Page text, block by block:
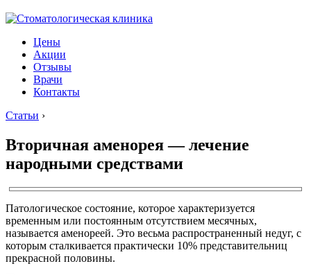
Цены
Акции
Отзывы
Врачи
Контакты
Статьи ›
Вторичная аменорея — лечение
народными средствами
Патологическое состояние, которое характеризуется
временным или постоянным отсутствием месячных,
называется аменореей. Это весьма распространенный недуг, с
которым сталкивается практически 10% представительниц
прекрасной половины.